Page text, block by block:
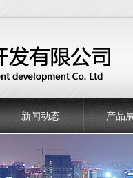
新闻动态 产品